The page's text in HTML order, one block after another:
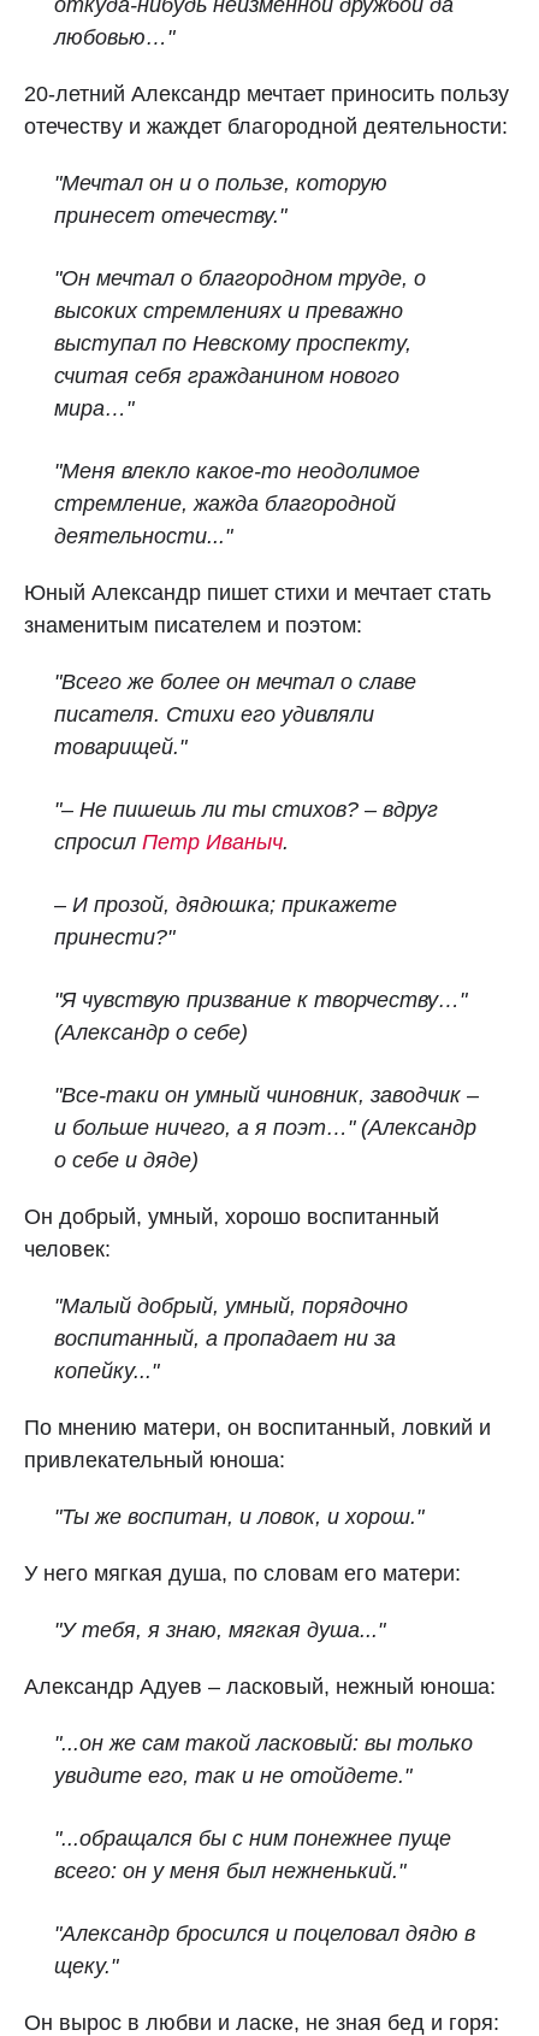
откуда‑нибудь неизменной дружбой да
любовью…"
20-летний Александр мечтает приносить пользу
отечеству и жаждет благородной деятельности:
"Мечтал он и о пользе, которую
принесет отечеству."
"Он мечтал о благородном труде, о
высоких стремлениях и преважно
выступал по Невскому проспекту,
считая себя гражданином нового
мира…"
"Меня влекло какое‑то неодолимое
стремление, жажда благородной
деятельности..."
Юный Александр пишет стихи и мечтает стать
знаменитым писателем и поэтом:
"Всего же более он мечтал о славе
писателя. Стихи его удивляли
товарищей."
"– Не пишешь ли ты стихов? – вдруг
спросил Петр Иваныч.
– И прозой, дядюшка; прикажете
принести?"
"Я чувствую призвание к творчеству…"
(Александр о себе)
"Все‑таки он умный чиновник, заводчик –
и больше ничего, а я поэт…" (Александр
о себе и дяде)
Он добрый, умный, хорошо воспитанный
человек:
"Малый добрый, умный, порядочно
воспитанный, а пропадает ни за
копейку..."
По мнению матери, он воспитанный, ловкий и
привлекательный юноша:
"Ты же воспитан, и ловок, и хорош."
У него мягкая душа, по словам его матери:
"У тебя, я знаю, мягкая душа..."
Александр Адуев – ласковый, нежный юноша:
"...он же сам такой ласковый: вы только
увидите его, так и не отойдете."
"...обращался бы с ним понежнее пуще
всего: он у меня был нежненький."
"Александр бросился и поцеловал дядю в
щеку."
Он вырос в любви и ласке, не зная бед и горя: